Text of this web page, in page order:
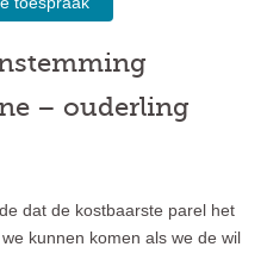
– ouderling
dat de kostbaarste parel het
kunnen komen als we de wil